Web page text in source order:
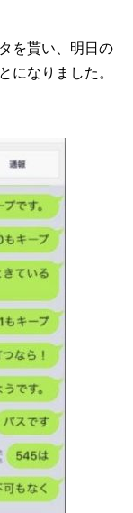
を貰い、明日の
になりました。